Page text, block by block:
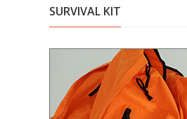
SURVIVAL KIT